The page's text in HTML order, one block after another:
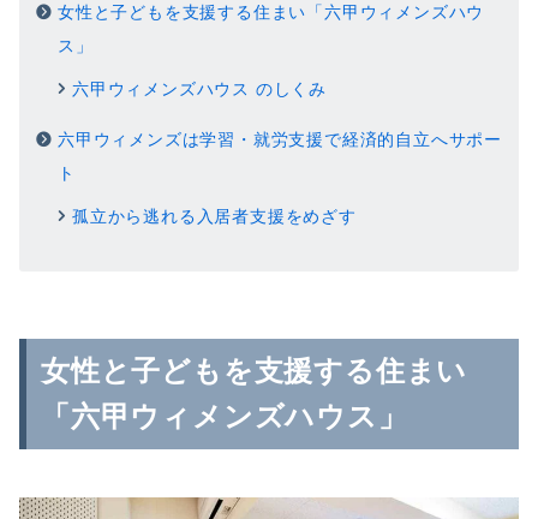
女性と子どもを支援する住まい「六甲ウィメンズハウ
ス」
六甲ウィメンズハウス のしくみ
六甲ウィメンズは学習・就労支援で経済的自立へサポー
ト
孤立から逃れる入居者支援をめざす
女性と子どもを支援する住まい
「六甲ウィメンズハウス」